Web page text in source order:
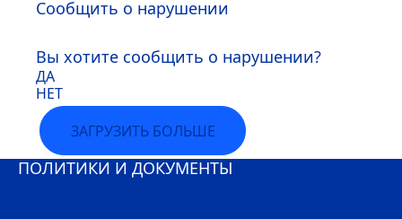
Сообщить о нарушении
Вы хотите сообщить о нарушении?
ДА
НЕТ
ЗАГРУЗИТЬ БОЛЬШЕ
ПОЛИТИКИ И ДОКУМЕНТЫ